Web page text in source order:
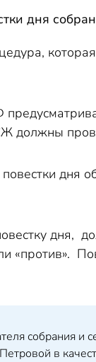
дня
должны
дня
дня,
«против».
собрания и
в